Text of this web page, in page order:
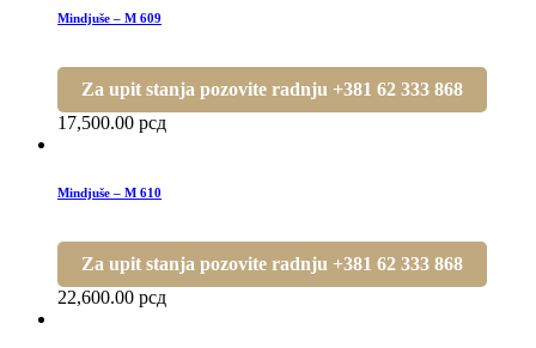
Mindjuše – M 609
Za upit stanja pozovite radnju +381 62 333 868
17,500.00 рсд
Mindjuše – M 610
Za upit stanja pozovite radnju +381 62 333 868
22,600.00 рсд